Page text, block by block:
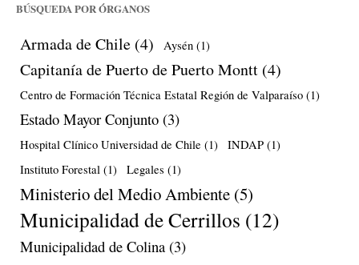
BÚSQUEDA POR ÓRGANOS
Armada de Chile (4) Aysén (1)
Capitanía de Puerto de Puerto Montt (4)
Centro de Formación Técnica Estatal Región de Valparaíso (1)
Estado Mayor Conjunto (3)
Hospital Clínico Universidad de Chile (1) INDAP (1)
Instituto Forestal (1) Legales (1)
Ministerio del Medio Ambiente (5)
Municipalidad de Cerrillos (12)
Municipalidad de Colina (3)